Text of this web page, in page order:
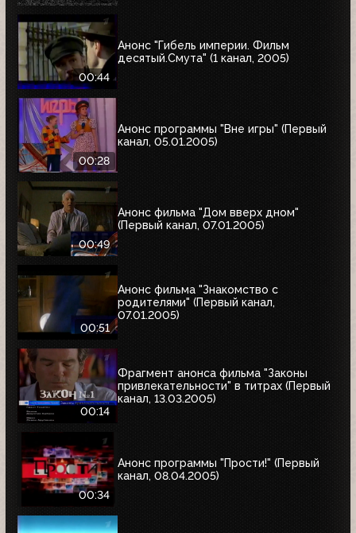
00:44
Анонс "Гибель империи. Фильм
десятый.Смута" (1 канал, 2005)
00:28
Анонс программы "Вне игры" (Первый
канал, 05.01.2005)
00:49
Анонс фильма "Дом вверх дном"
(Первый канал, 07.01.2005)
00:51
Анонс фильма "Знакомство с
родителями" (Первый канал,
07.01.2005)
00:14
Фрагмент анонса фильма "Законы
привлекательности" в титрах (Первый
канал, 13.03.2005)
00:34
Анонс программы "Прости!" (Первый
канал, 08.04.2005)